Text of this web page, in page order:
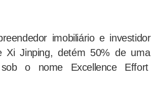
imobiliário e
Jinping, detém 50% de uma
o nome Excellence Effort